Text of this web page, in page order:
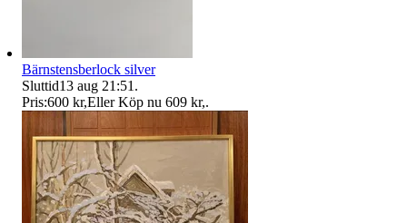
Bärnstensberlock silver
Sluttid13 aug 21:51 .
Pris:600 kr,Eller Köp nu 609 kr,.